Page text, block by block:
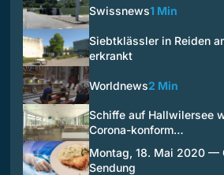
Swissnews1 Min
Siebtklässler in Reiden
erkrankt
Worldnews2 Min
Schiffe auf Hallwilersee
Corona-konform…
Montag, 18. Mai 2020 —
Sendung